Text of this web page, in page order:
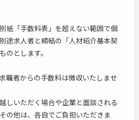
紙「手数料表」を超えない範囲で個
途求人者と締結の「人材紹介基本契
のとします。
職者からの手数料は徴収いたしませ
しいただく場合や企業と面談される
の他は、各自でご負担いただきま